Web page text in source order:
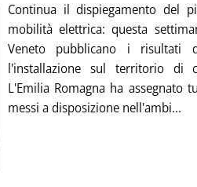
Continua il dispiegamento del
mobilità elettrica: questa
Veneto pubblicano i risultati
l'installazione sul territorio di
L'Emilia Romagna ha
messi a disposizione nell'ambi...